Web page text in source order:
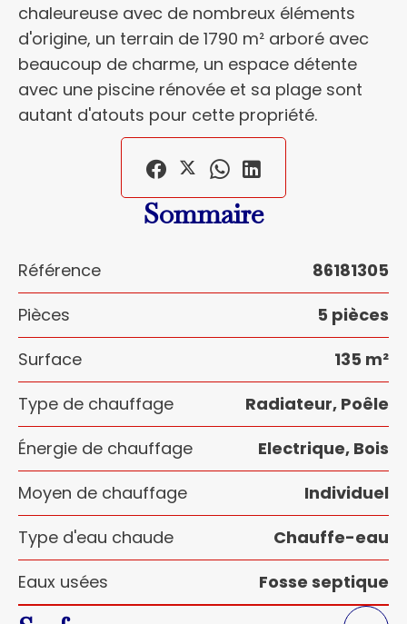
chaleureuse avec de nombreux éléments
d'origine, un terrain de 1790 m² arboré avec
beaucoup de charme, un espace détente
avec une piscine rénovée et sa plage sont
autant d'atouts pour cette propriété.
Sommaire
Référence
86181305
Pièces
5 pièces
Surface
135 m²
Type de chauffage
Radiateur, Poêle
Énergie de chauffage
Electrique, Bois
Moyen de chauffage
Individuel
Type d'eau chaude
Chauffe-eau
Eaux usées
Fosse septique